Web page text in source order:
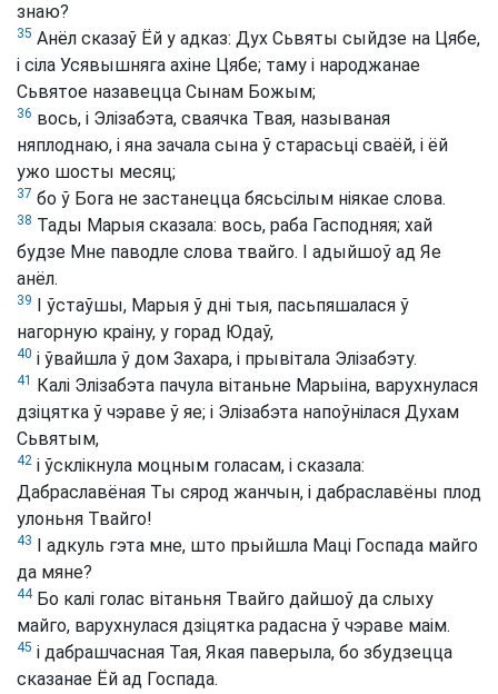
знаю?
35 Анёл сказаў Ёй у адказ: Дух Сьвяты сыйдзе на Цябе,
і сіла Усявышняга ахіне Цябе; таму і народжанае
Сьвятое назавецца Сынам Божым;
36 вось, і Элізабэта, сваячка Твая, называная
няплоднаю, і яна зачала сына ў старасьці сваёй, і ёй
ужо шосты месяц;
37 бо ў Бога не застанецца бясьсілым ніякае слова.
38 Тады Марыя сказала: вось, раба Гасподняя; хай
будзе Мне паводле слова твайго. І адыйшоў ад Яе
анёл.
39
І ўстаўшы, Марыя ў дні тыя, пасьпяшалася ў
нагорную краіну, у горад Юдаў,
40 і ўвайшла ў дом Захара, і прывітала Элізабэту.
41
Калі Элізабэта пачула вітаньне Марыіна, варухнулася
дзіцятка ў чэраве ў яе; і Элізабэта напоўнілася Духам
Сьвятым,
42 і ўсклікнула моцным голасам, і сказала:
Дабраславёная Ты сярод жанчын, і дабраславёны плод
улоньня Твайго!
43
І адкуль гэта мне, што прыйшла Маці Госпада майго
да мяне?
44Бо калі голас вітаньня Твайго дайшоў да слыху
майго, варухнулася дзіцятка радасна ў чэраве маім.
45 і дабрашчасная Тая, Якая паверыла, бо збудзецца
сказанае Ёй ад Госпада.